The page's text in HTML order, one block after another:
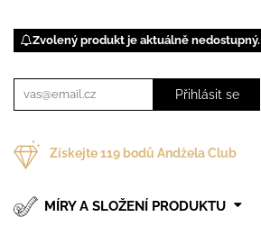
Zvolený produkt je aktuálně nedostupný.
Přihlásit se
Získejte119 bodů Andżela Club
MÍRY A SLOŽENÍ PRODUKTU